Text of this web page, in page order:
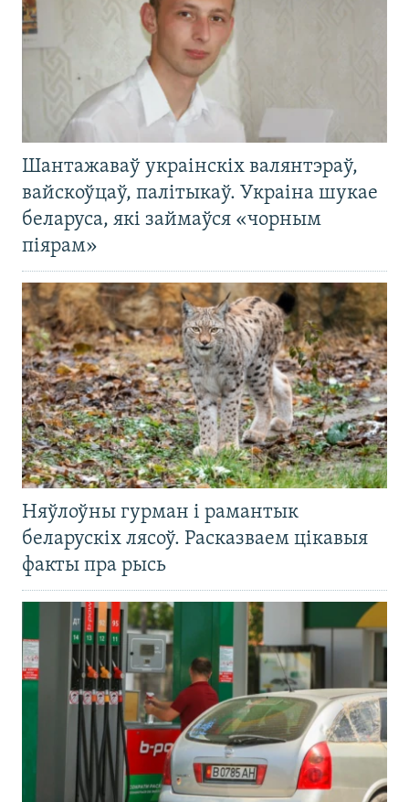
Шантажаваў украінскіх валянтэраў,
вайскоўцаў, палітыкаў. Украіна шукае
беларуса, які займаўся «чорным
піярам»
Няўлоўны гурман і рамантык
беларускіх лясоў. Расказваем цікавыя
факты пра рысь